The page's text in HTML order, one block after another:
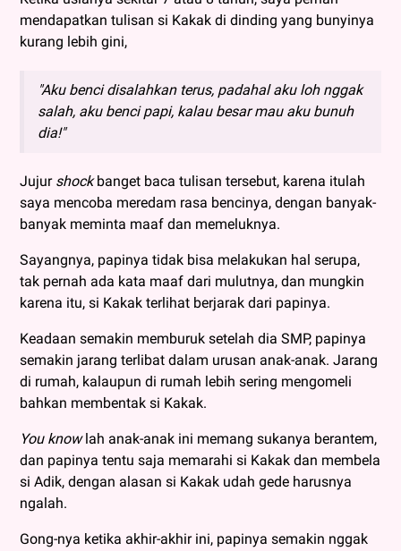
mendapatkan tulisan si Kakak di dinding yang bunyinya
kurang lebih gini,
"Aku benci disalahkan terus, padahal aku loh nggak
salah, aku benci papi, kalau besar mau aku bunuh
dia!"
Jujur shock banget baca tulisan tersebut, karena itulah
saya mencoba meredam rasa bencinya, dengan banyak-
banyak meminta maaf dan memeluknya.
Sayangnya, papinya tidak bisa melakukan hal serupa,
tak pernah ada kata maaf dari mulutnya, dan mungkin
karena itu, si Kakak terlihat berjarak dari papinya.
Keadaan semakin memburuk setelah dia SMP, papinya
semakin jarang terlibat dalam urusan anak-anak. Jarang
di rumah, kalaupun di rumah lebih sering mengomeli
bahkan membentak si Kakak.
You know lah anak-anak ini memang sukanya berantem,
dan papinya tentu saja memarahi si Kakak dan membela
si Adik, dengan alasan si Kakak udah gede harusnya
ngalah.
Gong-nya ketika akhir-akhir ini, papinya semakin nggak